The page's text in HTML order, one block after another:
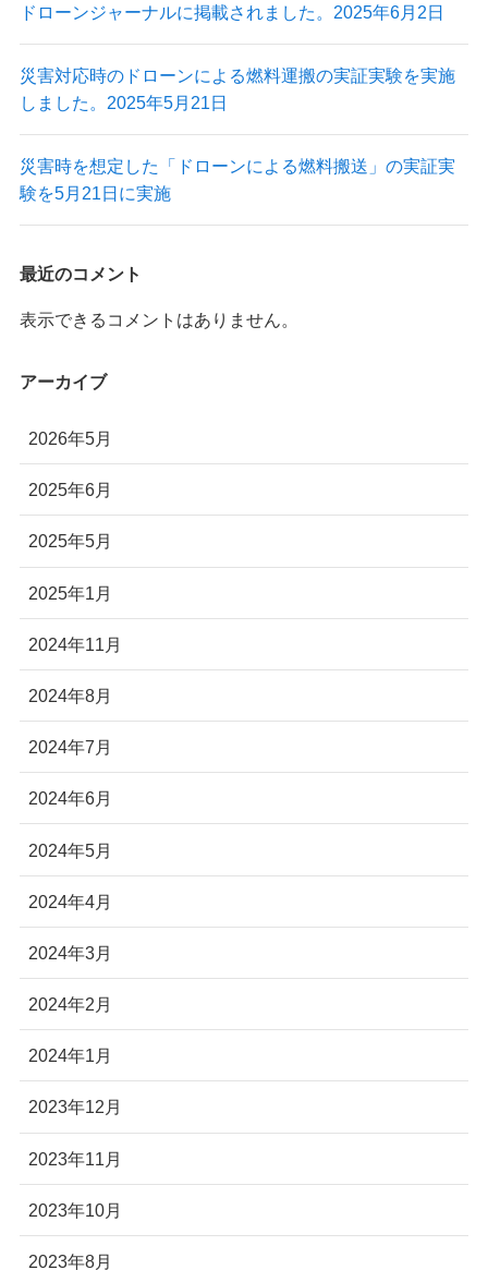
出展情報
実証実験
掲載記事
Blog
ドローンジャーナルに掲載されました。2025年6月2日
災害対応時のドローンによる燃料運搬の実証実験を実施
しました。2025年5月21日
災害時を想定した「ドローンによる燃料搬送」の実証実
験を5月21日に実施
最近のコメント
表示できるコメントはありません。
アーカイブ
2026年5月
2025年6月
2025年5月
2025年1月
2024年11月
2024年8月
2024年7月
2024年6月
2024年5月
2024年4月
2024年3月
2024年2月
2024年1月
2023年12月
2023年11月
2023年10月
2023年8月